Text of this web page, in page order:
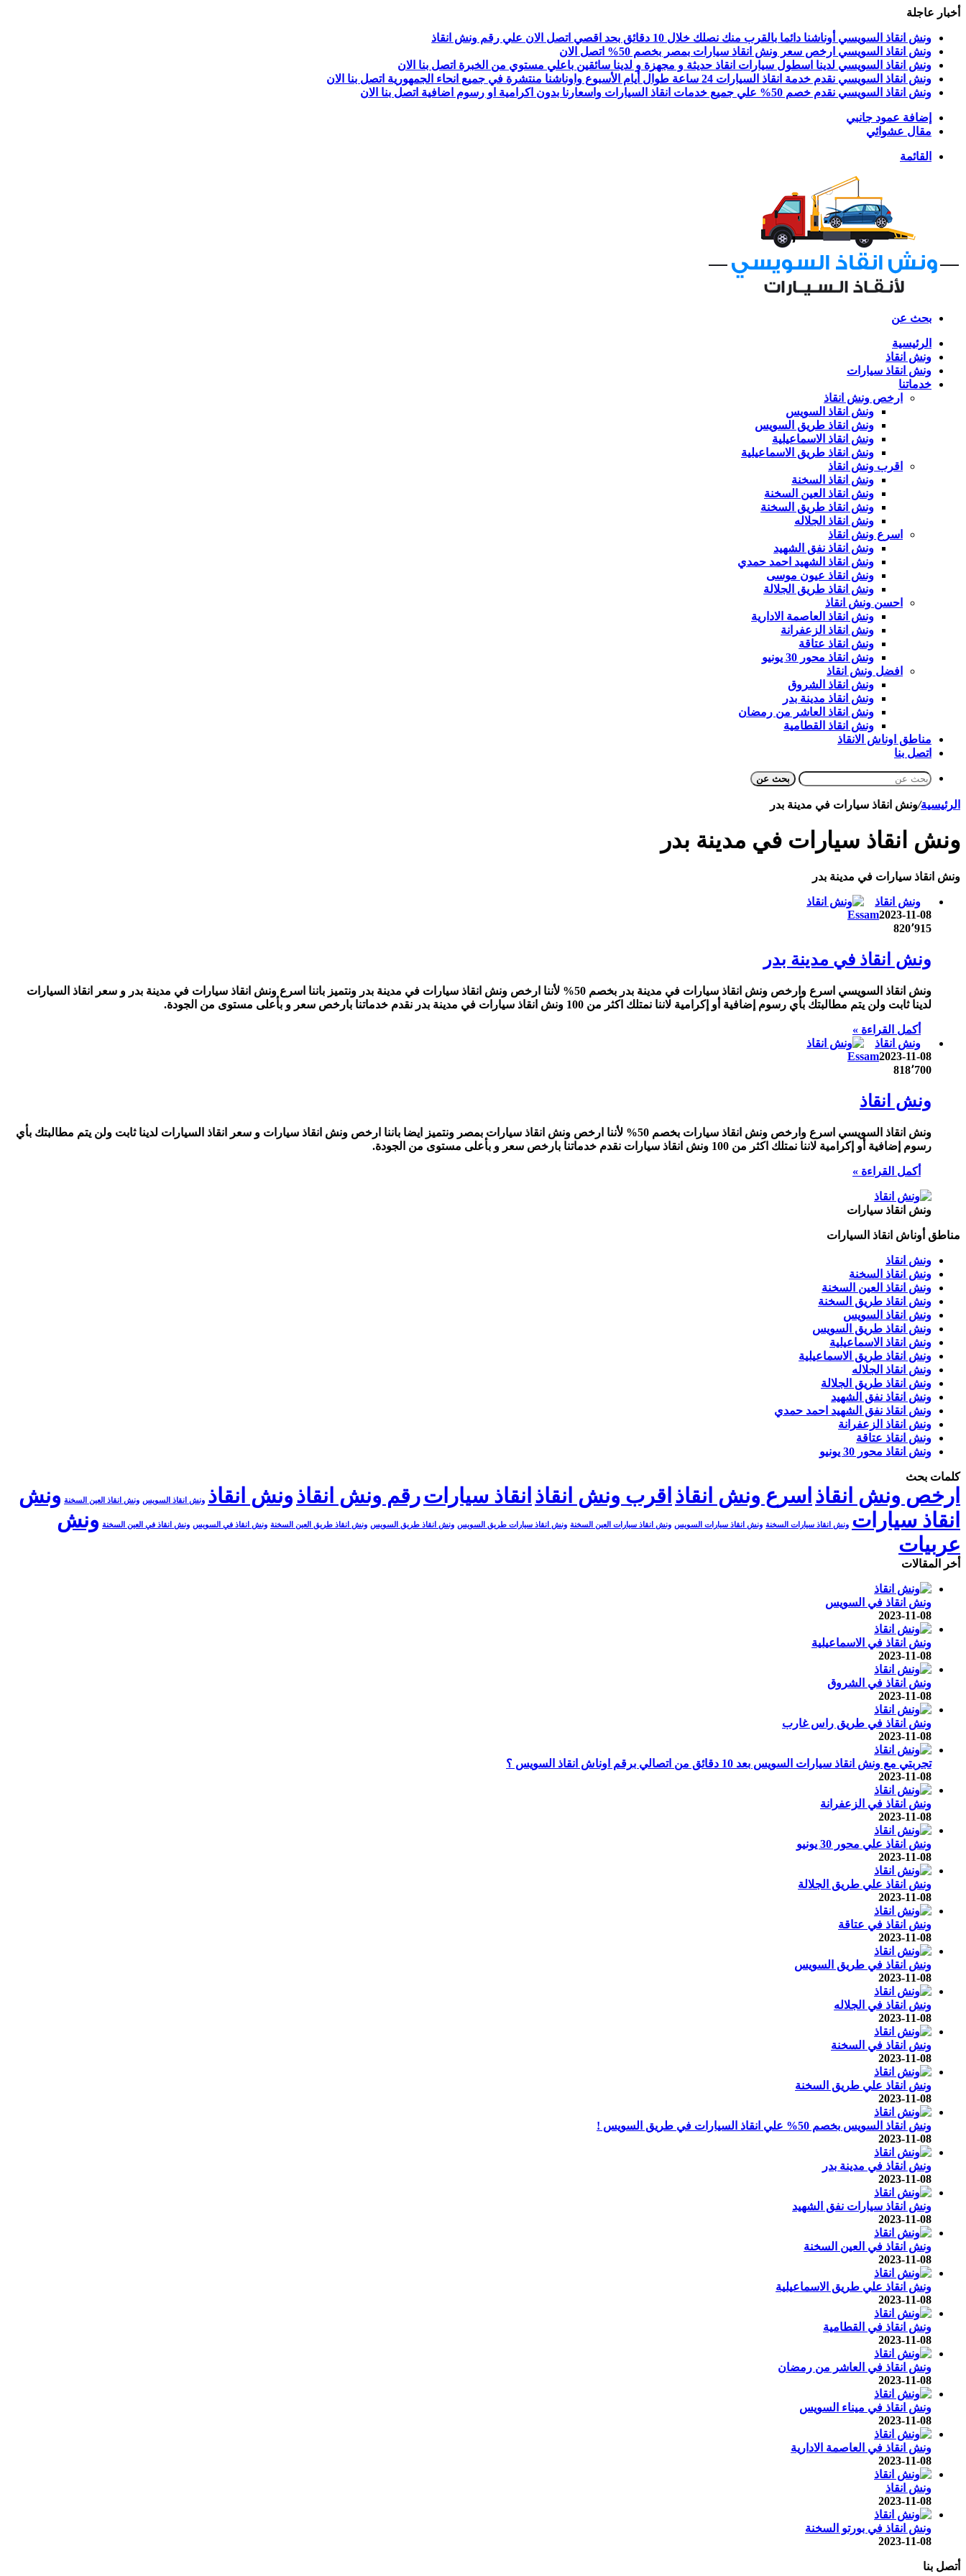
أخبار عاجلة
ونش انقاذ السويسي أوناشنا دائما بالقرب منك نصلك خلال 10 دقائق بحد اقصي اتصل الان علي رقم ونش انقاذ
ونش انقاذ السويسي ارخص سعر ونش انقاذ سيارات بمصر بخصم 50% اتصل الان
ونش انقاذ السويسي لدينا اسطول سيارات انقاذ حديثة و مجهزة و لدينا سائقين باعلي مستوي من الخبرة اتصل بنا الان
ونش انقاذ السويسي نقدم خدمة انقاذ السيارات 24 ساعة طوال أيام الأسبوع واوناشنا منتشرة في جميع انحاء الجمهورية اتصل بنا الان
ونش انقاذ السويسي نقدم خصم 50% علي جميع خدمات انقاذ السيارات واسعارنا بدون اكرامية او رسوم اضافية اتصل بنا الان
إضافة عمود جانبي
مقال عشوائي
القائمة
بحث عن
الرئيسية
ونش انقاذ
ونش انقاذ سيارات
خدماتنا
ارخص ونش انقاذ
ونش انقاذ السويس
ونش انقاذ طريق السويس
ونش انقاذ الاسماعيلية
ونش انقاذ طريق الاسماعيلية
اقرب ونش انقاذ
ونش انقاذ السخنة
ونش انقاذ العين السخنة
ونش انقاذ طريق السخنة
ونش انقاذ الجلاله
اسرع ونش انقاذ
ونش انقاذ نفق الشهيد
ونش انقاذ الشهيد احمد حمدي
ونش انقاذ عيون موسى
ونش انقاذ طريق الجلالة
احسن ونش انقاذ
ونش انقاذ العاصمة الادارية
ونش انقاذ الزعفرانة
ونش انقاذ عتاقة
ونش انقاذ محور 30 يونيو
افضل ونش انقاذ
ونش انقاذ الشروق
ونش انقاذ مدينة بدر
ونش انقاذ العاشر من رمضان
ونش انقاذ القطامية
مناطق اوناش الانقاذ
اتصل بنا
بحث عن
الرئيسية/ونش انقاذ سيارات في مدينة بدر
ونش انقاذ سيارات في مدينة بدر
ونش انقاذ سيارات في مدينة بدر
ونش انقاذ
Essam2023-11-08
820٬915
ونش انقاذ في مدينة بدر
ونش انقاذ السويسي اسرع وارخص ونش انقاذ سيارات في مدينة بدر بخصم 50% لأننا ارخص ونش انقاذ سيارات في مدينة بدر ونتميز باننا اسرع ونش انقاذ سيارات في مدينة بدر و سعر انقاذ السيارات
لدينا ثابت ولن يتم مطالبتك بأي رسوم إضافية أو إكرامية لاننا نمتلك اكثر من 100 ونش انقاذ سيارات في مدينة بدر نقدم خدماتنا بارخص سعر و بأعلى مستوى من الجودة.
أكمل القراءة »
ونش انقاذ
Essam2023-11-08
818٬700
ونش انقاذ
ونش انقاذ السويسي اسرع وارخص ونش انقاذ سيارات بخصم 50% لأننا ارخص ونش انقاذ سيارات بمصر ونتميز ايضا باننا ارخص ونش انقاذ سيارات و سعر انقاذ السيارات لدينا ثابت ولن يتم مطالبتك بأي
رسوم إضافية أو إكرامية لاننا نمتلك اكثر من 100 ونش انقاذ سيارات نقدم خدماتنا بارخص سعر و بأعلى مستوى من الجودة.
أكمل القراءة »
ونش انقاذ سيارات
مناطق أوناش انقاذ السيارات
ونش انقاذ
ونش انقاذ السخنة
ونش انقاذ العين السخنة
ونش انقاذ طريق السخنة
ونش انقاذ السويس
ونش انقاذ طريق السويس
ونش انقاذ الاسماعيلية
ونش انقاذ طريق الاسماعيلية
ونش انقاذ الجلاله
ونش انقاذ طريق الجلالة
ونش انقاذ نفق الشهيد
ونش انقاذ نفق الشهيد احمد حمدي
ونش انقاذ الزعفرانة
ونش انقاذ عتاقة
ونش انقاذ محور 30 يونيو
كلمات بحث
ارخص ونش انقاذ اسرع ونش انقاذ اقرب ونش انقاذ انقاذ سياراترقم ونش انقاذونش انقاذ ونش انقاذ السويس ونش انقاذ العين السخنة ونش
انقاذ سيارات ونش انقاذ سيارات السخنة ونش انقاذ سيارات السويس ونش انقاذ سيارات العين السخنة ونش انقاذ سيارات طريق السويس ونش انقاذ طريق السويس ونش انقاذ طريق العين السخنة ونش انقاذ في السويس ونش انقاذ في العين السخنة ونش
عربيات
أخر المقالات
ونش انقاذ في السويس
2023-11-08
ونش انقاذ في الاسماعيلية
2023-11-08
ونش انقاذ في الشروق
2023-11-08
ونش انقاذ في طريق راس غارب
2023-11-08
تجربتي مع ونش انقاذ سيارات السويس بعد 10 دقائق من اتصالي برقم اوناش انقاذ السويس ؟
2023-11-08
ونش انقاذ في الزعفرانة
2023-11-08
ونش انقاذ علي محور 30 يونيو
2023-11-08
ونش انقاذ علي طريق الجلالة
2023-11-08
ونش انقاذ في عتاقة
2023-11-08
ونش انقاذ في طريق السويس
2023-11-08
ونش انقاذ في الجلاله
2023-11-08
ونش انقاذ في السخنة
2023-11-08
ونش انقاذ علي طريق السخنة
2023-11-08
ونش انقاذ السويس بخصم 50% علي انقاذ السيارات في طريق السويس !
2023-11-08
ونش انقاذ في مدينة بدر
2023-11-08
ونش انقاذ سيارات نفق الشهيد
2023-11-08
ونش انقاذ في العين السخنة
2023-11-08
ونش انقاذ علي طريق الاسماعيلية
2023-11-08
ونش انقاذ في القطامية
2023-11-08
ونش انقاذ في العاشر من رمضان
2023-11-08
ونش انقاذ في ميناء السويس
2023-11-08
ونش انقاذ في العاصمة الادارية
2023-11-08
ونش انقاذ
2023-11-08
ونش انقاذ في بورتو السخنة
2023-11-08
أتصل بنا